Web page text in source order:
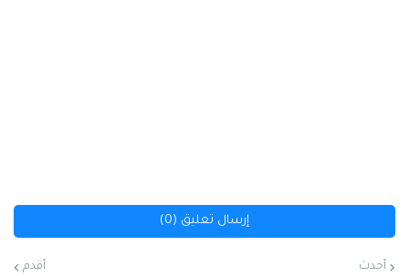
إرسال تعليق (0)
أحدث أقدم